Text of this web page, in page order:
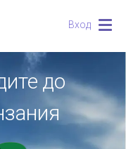
Вход
до